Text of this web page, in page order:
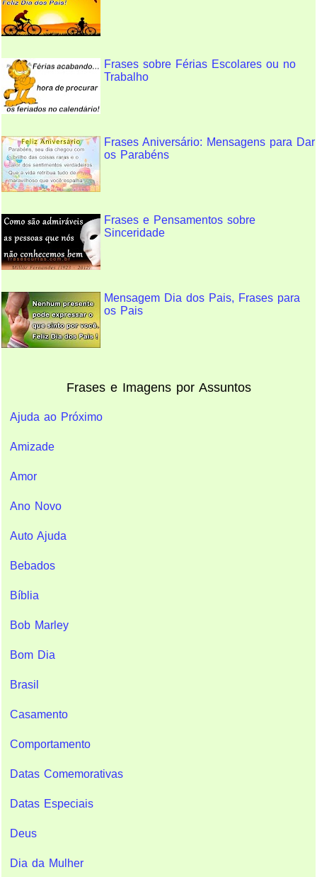
Frases sobre Férias Escolares ou no
Trabalho
Frases Aniversário: Mensagens para Dar
os Parabéns
Frases e Pensamentos sobre
Sinceridade
Mensagem Dia dos Pais, Frases para
os Pais
Frases e Imagens por Assuntos
Ajuda ao Próximo
Amizade
Amor
Ano Novo
Auto Ajuda
Bebados
Bíblia
Bob Marley
Bom Dia
Brasil
Casamento
Comportamento
Datas Comemorativas
Datas Especiais
Deus
Dia da Mulher